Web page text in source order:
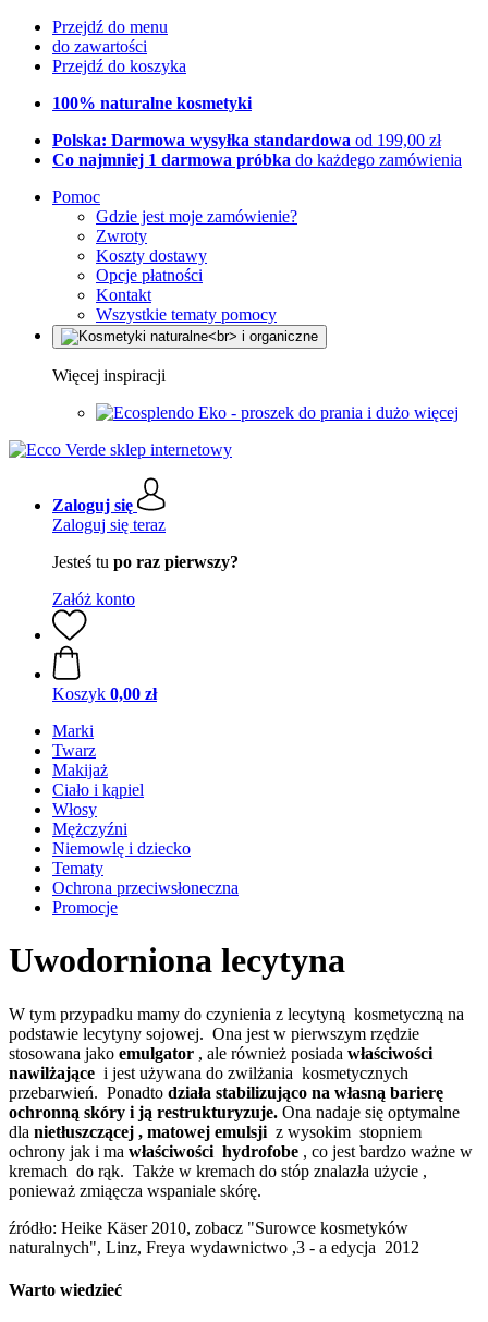
Przejdź do menu
do zawartości
Przejdź do koszyka
100% naturalne kosmetyki
Polska: Darmowa wysyłka standardowa od 199,00 zł
Co najmniej 1 darmowa próbka do każdego zamówienia
Pomoc
Gdzie jest moje zamówienie?
Zwroty
Koszty dostawy
Opcje płatności
Kontakt
Wszystkie tematy pomocy
Więcej inspiracji
Eko - proszek do prania i dużo więcej
Zaloguj się
Zaloguj się teraz
Jesteś tu po raz pierwszy?
Załóż konto
Koszyk 0,00 zł
Marki
Twarz
Makijaż
Ciało i kąpiel
Włosy
Mężczyźni
Niemowlę i dziecko
Tematy
Ochrona przeciwsłoneczna
Promocje
Uwodorniona lecytyna
W tym przypadku mamy do czynienia z lecytyną kosmetyczną na
podstawie lecytyny sojowej. Ona jest w pierwszym rzędzie
stosowana jako emulgator , ale również posiada właściwości
nawilżające i jest używana do zwilżania kosmetycznych
przebarwień. Ponadto działa stabilizująco na własną barierę
ochronną skóry i ją restrukturyzuje. Ona nadaje się optymalne
dla nietłuszczącej , matowej emulsji z wysokim stopniem
ochrony jak i ma właściwości hydrofobe , co jest bardzo ważne w
kremach do rąk. Także w kremach do stóp znalazła użycie ,
ponieważ zmiąęcza wspaniale skórę.
źródło: Heike Käser 2010, zobacz "Surowce kosmetyków
naturalnych", Linz, Freya wydawnictwo ,3 - a edycja 2012
Warto wiedzieć